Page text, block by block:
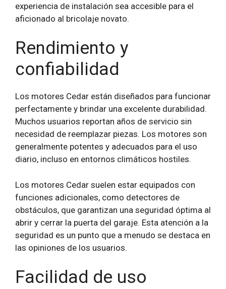
experiencia de instalación sea accesible para el
aficionado al bricolaje novato.
Rendimiento y
confiabilidad
Los motores Cedar están diseñados para funcionar
perfectamente y brindar una excelente durabilidad.
Muchos usuarios reportan años de servicio sin
necesidad de reemplazar piezas. Los motores son
generalmente potentes y adecuados para el uso
diario, incluso en entornos climáticos hostiles.
Los motores Cedar suelen estar equipados con
funciones adicionales, como detectores de
obstáculos, que garantizan una seguridad óptima al
abrir y cerrar la puerta del garaje. Esta atención a la
seguridad es un punto que a menudo se destaca en
las opiniones de los usuarios.
Facilidad de uso